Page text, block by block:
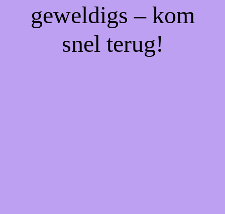
geweldigs – kom
snel terug!